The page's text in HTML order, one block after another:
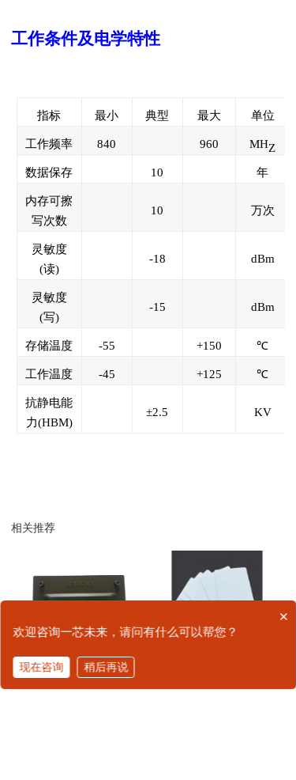
工作条件及电学特性
指标 最小 典型 最大 单位
工作频率 840 960 MHZ
数据保存
10 年
内存可擦
写次数
10 万次
灵敏度
(读)
-18 dBm
灵敏度
(写)
-15 dBm
存储温度 -55 +150 ℃
工作温度 -45 +125 ℃
抗静电能
力(HBM)
±2.5 KV
相关推荐
RFID军标标签
单装自动识别铭牌
×
欢迎咨询一芯未来，请问有什么可以帮您？
现在咨询 稍后再说拨打电话